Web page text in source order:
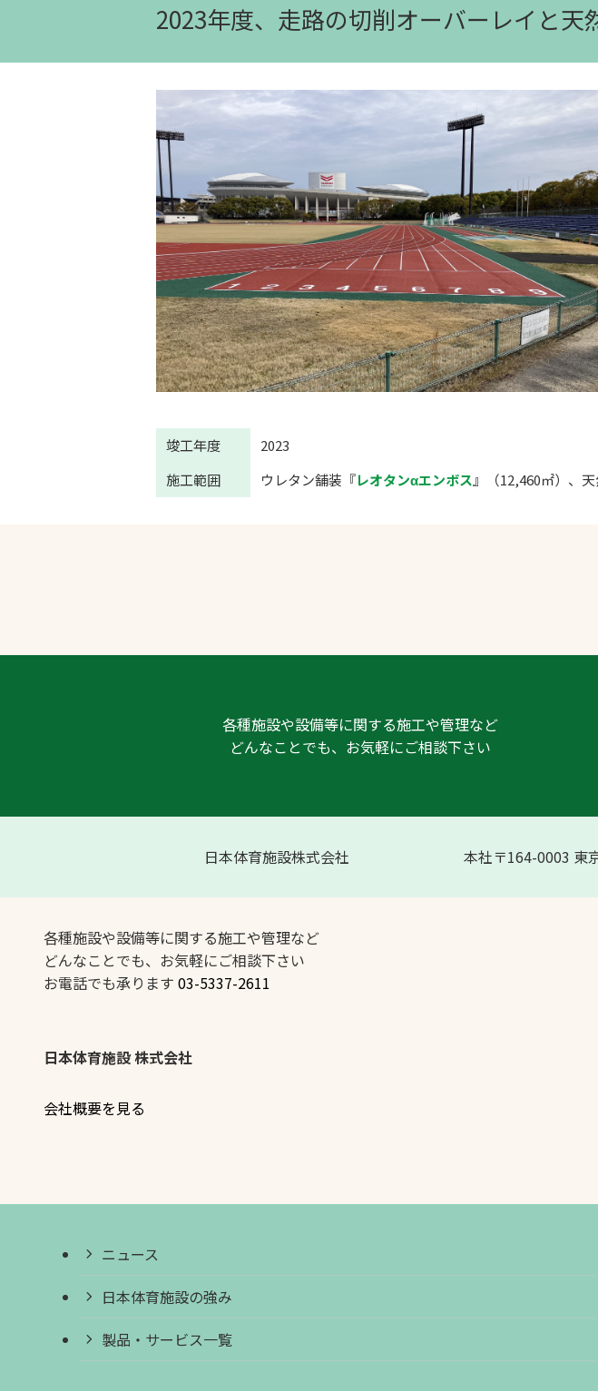
2023年度、走路の切削オーバーレイと天
竣工年度
2023
施工範囲
ウレタン舗装『レオタンαエンボス』（12,460㎡）、
各種施設や設備等に関する施工や管理など
どんなことでも、お気軽にご相談下さい
日本体育施設株式会社 本社〒164-0003 東
各種施設や設備等に関する施工や管理など
どんなことでも、お気軽にご相談下さい
お電話でも承ります 03-5337-2611
日本体育施設 株式会社
会社概要を見る
ニュース
日本体育施設の強み
製品・サービス一覧